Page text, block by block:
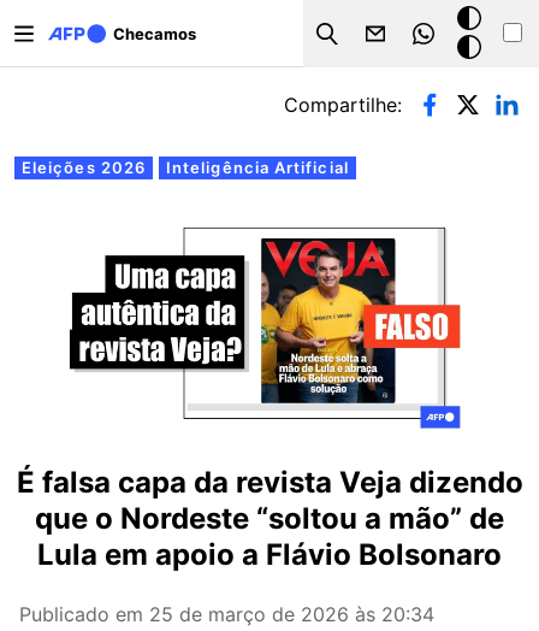
Checamos
Search
Modo
escuro
Abas primárias
Eleições 2026 Inteligência Artificial
Compartilhe:
É falsa capa da revista Veja dizendo
que o Nordeste “soltou a mão” de
Lula em apoio a Flávio Bolsonaro
Publicado em 25 de março de 2026 às 20:34